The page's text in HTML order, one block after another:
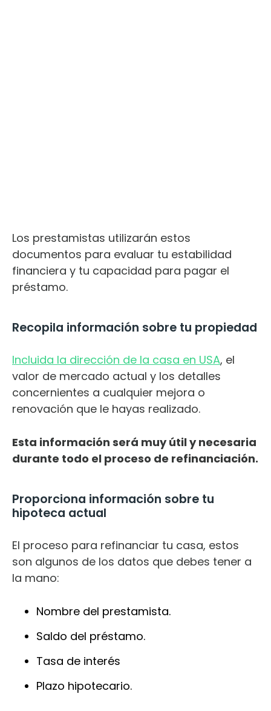
Los prestamistas utilizarán estos
documentos para evaluar tu estabilidad
financiera y tu capacidad para pagar el
préstamo.
Recopila información sobre tu propiedad
Incluida la dirección de la casa en USA, el
valor de mercado actual y los detalles
concernientes a cualquier mejora o
renovación que le hayas realizado.
Esta información será muy útil y necesaria
durante todo el proceso de refinanciación.
Proporciona información sobre tu
hipoteca actual
El proceso para refinanciar tu casa, estos
son algunos de los datos que debes tener a
la mano:
Nombre del prestamista.
Saldo del préstamo.
Tasa de interés
Plazo hipotecario.